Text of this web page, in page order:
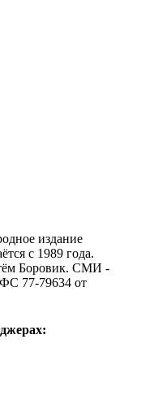
издание
с 1989 года.
Боровик. CМИ -
77-79634 от